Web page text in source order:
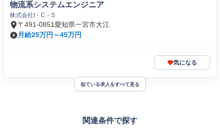
物流系システムエンジニア
株式会社I・C・S
〒491-0851愛知県一宮市大江
月給25万円～45万円
気になる
似ている求人をすべて見る
関連条件で探す